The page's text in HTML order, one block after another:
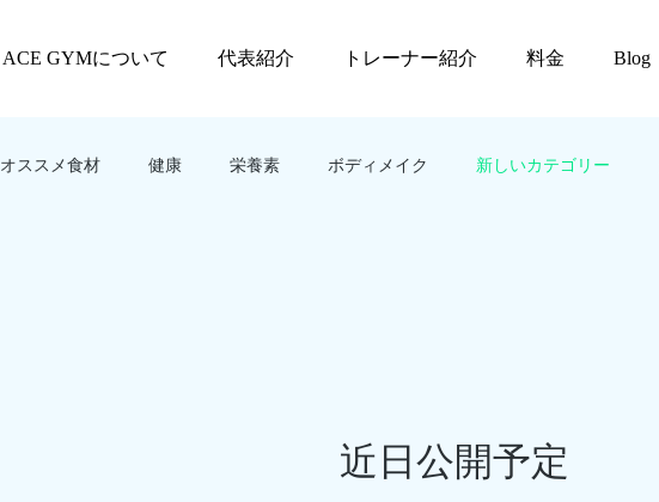
ACE GYMについて 代表紹介 トレーナー紹介 料金 Blog
オススメ食材 健康 栄養素 ボディメイク 新しいカテゴリー
近日公開予定